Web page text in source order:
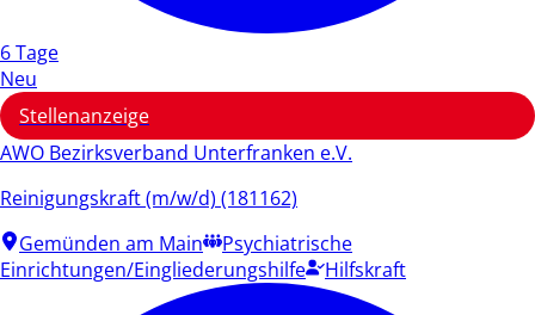
6 Tage
Neu
Stellenanzeige
AWO Bezirksverband Unterfranken e.V.
Reinigungskraft (m/w/d) (181162)
Gemünden am Main
Psychiatrische
Einrichtungen/Eingliederungshilfe
Hilfskraft